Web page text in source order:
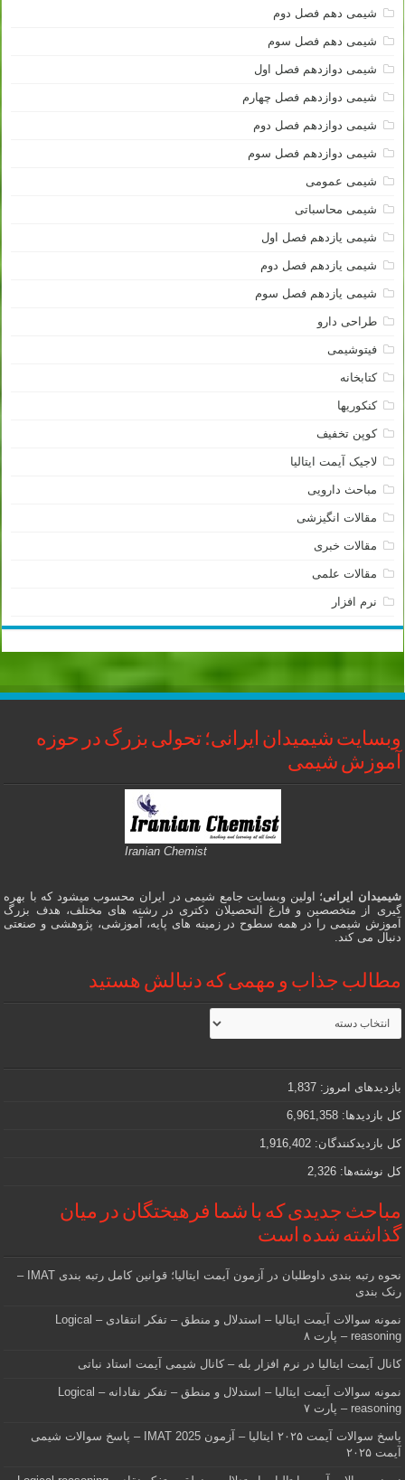
شیمی دهم فصل دوم
شیمی دهم فصل سوم
شیمی دوازدهم فصل اول
شیمی دوازدهم فصل چهارم
شیمی دوازدهم فصل دوم
شیمی دوازدهم فصل سوم
شیمی عمومی
شیمی محاسباتی
شیمی یازدهم فصل اول
شیمی یازدهم فصل دوم
شیمی یازدهم فصل سوم
طراحی دارو
فیتوشیمی
کتابخانه
کنکوریها
کوپن تخفیف
لاجیک آیمت ایتالیا
مباحث دارویی
مقالات انگیزشی
مقالات خبری
مقالات علمی
نرم افزار
وبسایت شیمیدان ایرانی؛ تحولی بزرگ در حوزه
آموزش شیمی
Iranian Chemist
شیمیدان ایرانی؛ اولین وبسایت جامع شیمی در ایران محسوب میشود که با بهره
گیری از متخصصین و فارغ التحصیلان دکتری در رشته های مختلف، هدف بزرگ
آموزش شیمی را در همه سطوح در زمینه های پایه، آموزشی، پژوهشی و صنعتی
دنبال می کند.
مطالب جذاب و مهمی که دنبالش هستید
مطالب
جذاب
و
که
دنبالش
هستید
بازدیدهای امروز: 1,837
کل بازدیدها: 6,961,358
کل بازدیدکنند‌گان: 1,916,402
کل نوشته‌ها: 2,326
مباحث جدیدی که با شما فرهیختگان در میان
گذاشته شده است
نحوه رتبه بندی داوطلبان در آزمون آیمت ایتالیا؛ قوانین کامل رتبه بندی IMAT –
رنک بندی
نمونه سوالات آیمت ایتالیا – استدلال و منطق – تفکر انتقادی – Logical
reasoning – پارت ۸
کانال آیمت ایتالیا در نرم افزار بله – کانال شیمی آیمت استاد نباتی
نمونه سوالات آیمت ایتالیا – استدلال و منطق – تفکر نقادانه – Logical
reasoning – پارت ۷
پاسخ سوالات آیمت ۲۰۲۵ ایتالیا – آزمون IMAT 2025 – پاسخ سوالات شیمی
آیمت ۲۰۲۵